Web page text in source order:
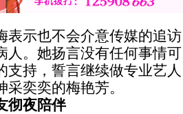
表示也不会介意传媒的追
人。她扬言没有任何事情
支持，誓言继续做专业艺
采奕奕的梅艳芳。
彻夜陪伴